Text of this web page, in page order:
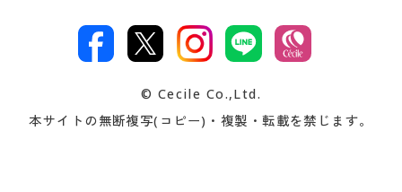
著作権・商標について 会社案内
プレゼント＆キャンペーン サイトマップ
交換・返品は お支払は
ついて
忘れの場合
© Cecile Co.,Ltd.
本サイトの無断複写(コピー)・複製・転載を禁じます。